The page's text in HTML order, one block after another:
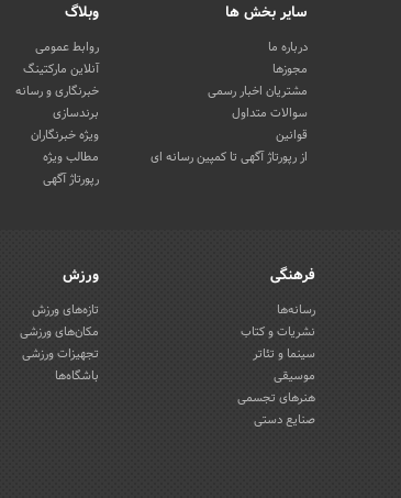
سایر بخش ها
درباره ما
مجوزها
مشتریان اخبار رسمی
سوالات متداول
قوانین
از رپورتاژ آگهی تا کمپین رسانه ای
وبلاگ
روابط عمومی
آنلاین مارکتینگ
خبرنگاری و رسانه
برندسازی
ویژه خبرنگاران
مطالب ویژه
رپورتاژ آگهی
فرهنگی
رسانه‌ها
نشریات و کتاب
سینما و تئاتر
موسیقی
هنرهای تجسمی
صنایع دستی
ورزش
تازه‌های ورزش
مکان‌های ورزشی
تجهیزات ورزشی
باشگاه‌ها